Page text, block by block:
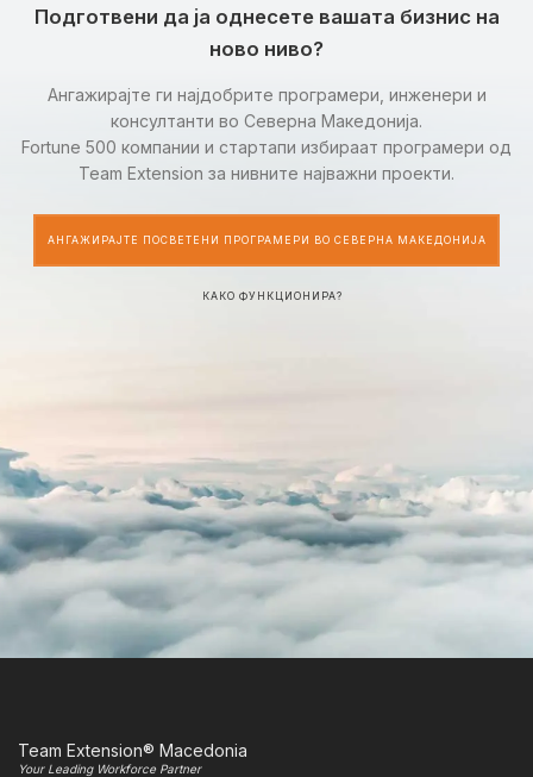
Подготвени да ја однесете вашата бизнис на
ново ниво?
Ангажирајте ги најдобрите програмери, инженери и
консултанти во Северна Македонија.
Fortune 500 компании и стартапи избираат програмери од
Team Extension за нивните најважни проекти.
АНГАЖИРАЈТЕ ПОСВЕТЕНИ ПРОГРАМЕРИ ВО СЕВЕРНА МАКЕДОНИЈА
КАКО ФУНКЦИОНИРА?
Team Extension® Macedonia
Your Leading Workforce Partner